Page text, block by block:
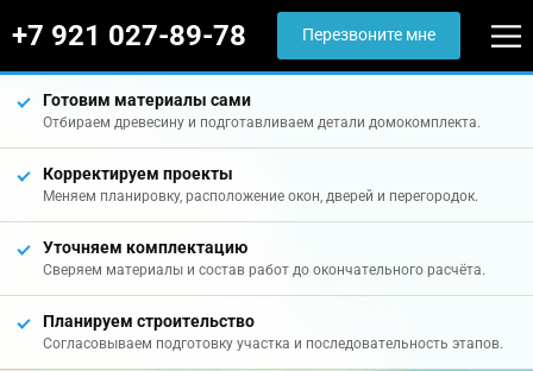
+7 921 027-89-78 Перезвоните мне
Готовим материалы сами
Отбираем древесину и подготавливаем детали домокомплекта.
Корректируем проекты
Меняем планировку, расположение окон, дверей и перегородок.
Уточняем комплектацию
Сверяем материалы и состав работ до окончательного расчёта.
Планируем строительство
Согласовываем подготовку участка и последовательность этапов.